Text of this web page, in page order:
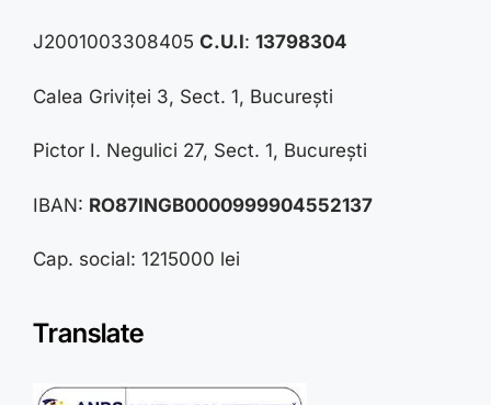
J2001003308405 C.U.I: 13798304
Calea Griviței 3, Sect. 1, București
Pictor I. Negulici 27, Sect. 1, București
IBAN: RO87INGB0000999904552137
Cap. social: 1215000 lei
Translate